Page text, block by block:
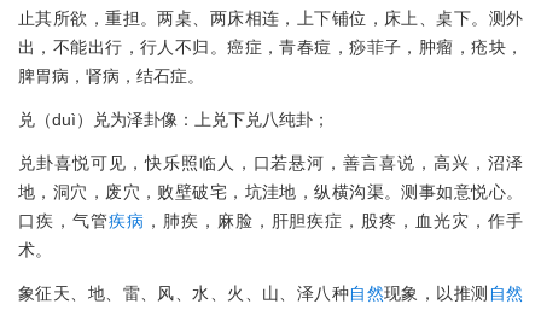
止其所欲，重担。两桌、两床相连，上下铺位，床上、桌下。测外
出，不能出行，行人不归。癌症，青春痘，痧菲子，肿瘤，疮块，
脾胃病，肾病，结石症。
兑（duì）兑为泽卦像：上兑下兑八纯卦；
兑卦喜悦可见，快乐照临人，口若悬河，善言喜说，高兴，沼泽
地，洞穴，废穴，败壁破宅，坑洼地，纵横沟渠。测事如意悦心。
口疾，气管疾病 ，肺疾，麻脸，肝胆疾症，股疼，血光灾，作手
术。
象征天、地、雷、风、水、火、山、泽八种自然现象，以推测 自然